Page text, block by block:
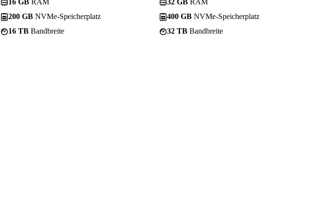
200 GB NVMe-Speicherplatz
16 TB Bandbreite
400 GB NVMe-Speicherplatz
32 TB Bandbreite